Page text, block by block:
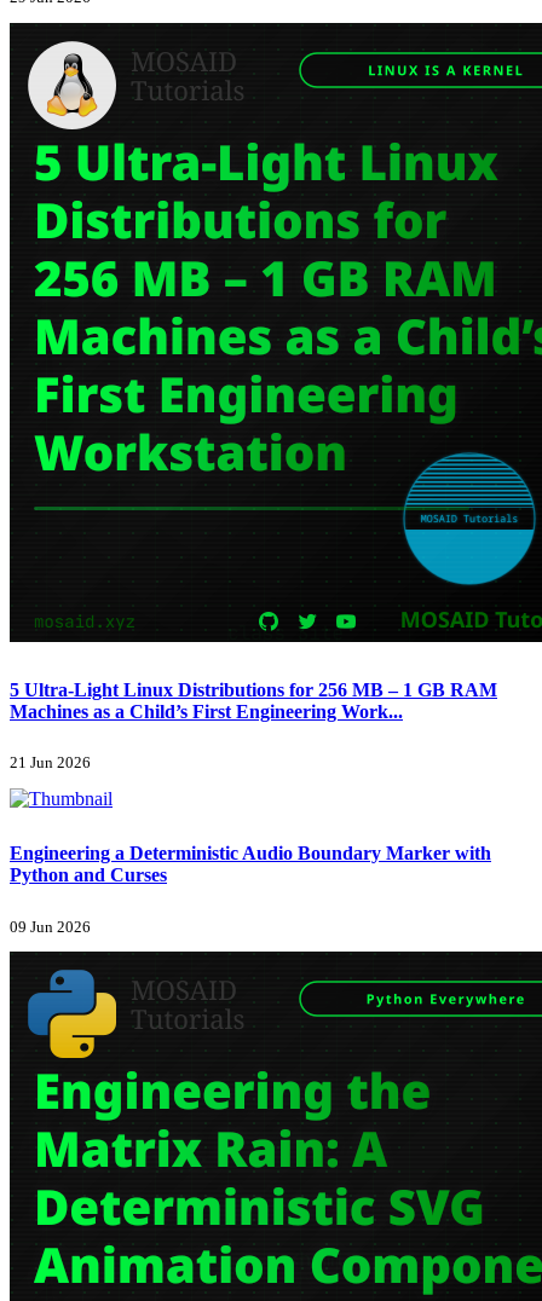
5 Ultra-Light Linux Distributions for 256 MB – 1 GB RAM
Machines as a Child’s First Engineering Work...
21 Jun 2026
Engineering a Deterministic Audio Boundary Marker with
Python and Curses
09 Jun 2026